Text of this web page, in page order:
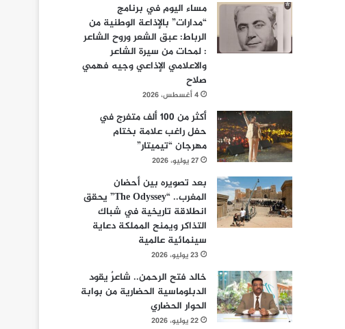
مساء اليوم في برنامج
“مدارات” بالإذاعة الوطنية من
الرباط: عبق الشعر وروح الشاعر
: لمحات من سيرة الشاعر
والاعلامي الإذاعي وجيه فهمي
صلاح
4 أغسطس، 2026
أكثر من 100 ألف متفرج في
حفل راغب علامة بختام
مهرجان “تيميتار”
27 يوليو، 2026
بعد تصويره بين أحضان
المغرب.. “The Odyssey” يحقق
انطلاقة تاريخية في شباك
التذاكر ويمنح المملكة دعاية
سينمائية عالمية
23 يوليو، 2026
خالد فتح الرحمن.. شاعرٌ يقود
الدبلوماسية الحضارية من بوابة
الحوار الحضاري
22 يوليو، 2026